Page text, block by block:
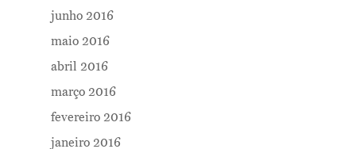
junho 2016
maio 2016
abril 2016
março 2016
fevereiro 2016
janeiro 2016